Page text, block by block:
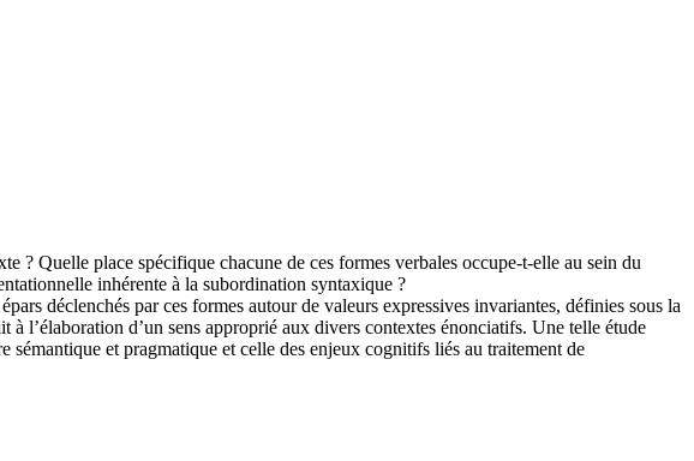
? Quelle place spécifique chacune de ces formes verbales occupe-t-elle au sein du
inhérente à la subordination syntaxique ?
déclenchés par ces formes autour de valeurs expressives invariantes, définies sous la
l’élaboration d’un sens approprié aux divers contextes énonciatifs. Une telle étude
et pragmatique et celle des enjeux cognitifs liés au traitement de